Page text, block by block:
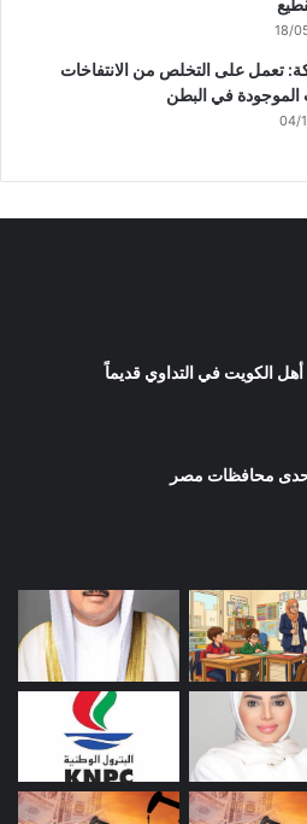
18/
تعمل على التخلص من الانتفاخات
الموجودة في البطن
04/
أهل الكويت في التداوي قديماً
محافظات مصر